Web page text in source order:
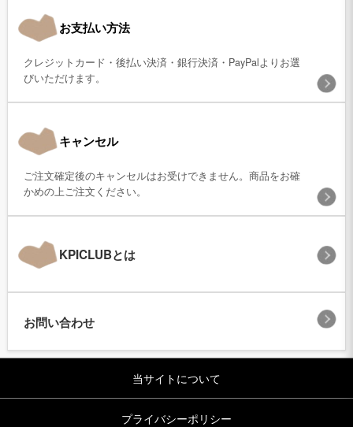
お支払い方法
クレジットカード・後払い決済・銀行決済・PayPalよりお選
びいただけます。
キャンセル
ご注文確定後のキャンセルはお受けできません。商品をお確
かめの上ご注文ください。
KPICLUBとは
お問い合わせ
当サイトについて
プライバシーポリシー